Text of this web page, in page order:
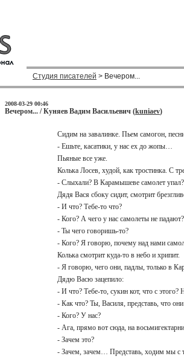
Студия писателей > Вечером...
2008-03-29 00:46
Вечером... / Куняев Вадим Васильевич (kuniaev)
Сидим на завалинке. Пьем самогон,
- Ешьте, касатики, у нас ех до жопы…
Пьяные все уже.
Колька Лосев, худой, как тростинка. С
- Слыхали? В Карамышеве самолет
Дядя Вася сбоку сидит, смотрит
- И что? Тебе-то что?
- Кого? А чего у нас самолеты не падают?
- Ты чего говоришь-то?
- Кого? Я говорю, почему над нами
Колька смотрит куда-то в небо и хрипит.
- Я говорю, чего они, падлы, только в
Дядю Васю зацепило:
- И что? Тебе-то, сукин кот, что с
- Как что? Ты, Василя, представь, что они
- Кого? У нас?
- Ага, прямо вот сюда, на
- Зачем это?
- Зачем, зачем… Представь, ходим мы с